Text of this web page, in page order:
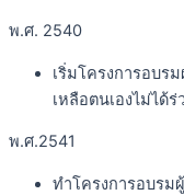
พ.ศ. 2540
เริ่มโครงการอบร
เหลือตนเองไม่ได้
พ.ศ.2541
ทำโครงการอบรม